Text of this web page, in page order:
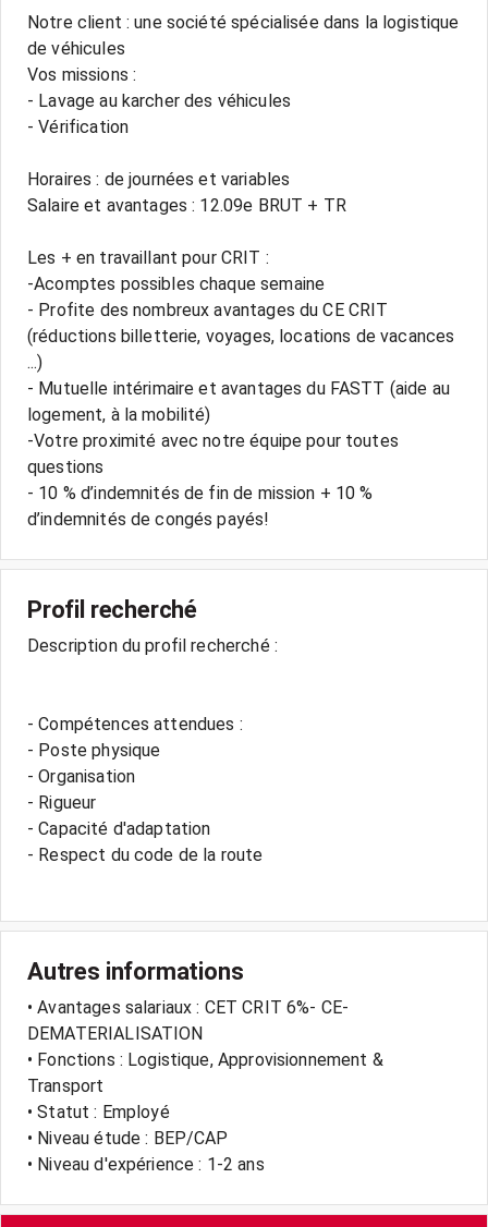
Notre client : une société spécialisée dans la logistique
de véhicules
Vos missions :
- Lavage au karcher des véhicules
- Vérification
Horaires : de journées et variables
Salaire et avantages : 12.09e BRUT + TR
Les + en travaillant pour CRIT :
-Acomptes possibles chaque semaine
- Profite des nombreux avantages du CE CRIT
(réductions billetterie, voyages, locations de vacances
...)
- Mutuelle intérimaire et avantages du FASTT (aide au
logement, à la mobilité)
-Votre proximité avec notre équipe pour toutes
questions
- 10 % d’indemnités de fin de mission + 10 %
Profil recherché
Description du profil recherché :
- Compétences attendues :
- Poste physique
- Organisation
- Rigueur
- Capacité d'adaptation
- Respect du code de la route
Autres informations
• Avantages salariaux : CET CRIT 6%- CE-
DEMATERIALISATION
• Fonctions : Logistique, Approvisionnement &
Transport
• Statut : Employé
• Niveau étude : BEP/CAP
• Niveau d'expérience : 1-2 ans